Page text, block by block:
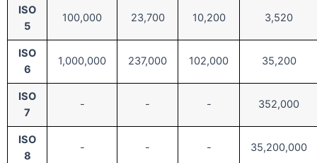
ISO
5
100,000 23,700 10,200 3,520
ISO
6
1,000,000 237,000 102,000 35,200
ISO
7
- - - 352,000
ISO
8
- - - 35,200,000